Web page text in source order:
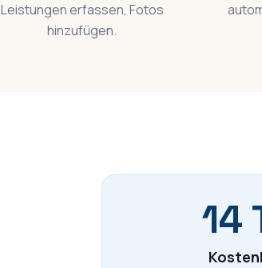
Leistungen erfassen, Fotos
hinzufügen.
14